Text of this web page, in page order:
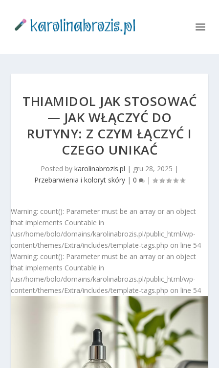
THIAMIDOL JAK STOSOWAĆ
— JAK WŁĄCZYĆ DO
RUTYNY: Z CZYM ŁĄCZYĆ I
CZEGO UNIKAĆ
Posted by karolinabrozis.pl | gru 28, 2025 |
Przebarwienia i koloryt skóry | 0 |
Warning: count(): Parameter must be an array or an object
that implements Countable in
/usr/home/bolo/domains/karolinabrozis.pl/public_html/wp-
content/themes/Extra/includes/template-tags.php on line 54
Warning: count(): Parameter must be an array or an object
that implements Countable in
/usr/home/bolo/domains/karolinabrozis.pl/public_html/wp-
content/themes/Extra/includes/template-tags.php on line 54